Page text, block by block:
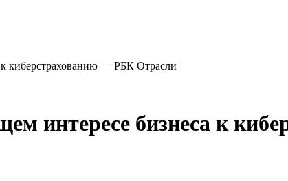
киберстрахованию — РБК Отрасли
интересе бизнеса к